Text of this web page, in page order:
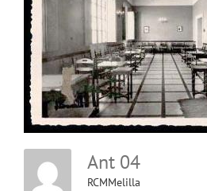
Ant 04
RCMMelilla